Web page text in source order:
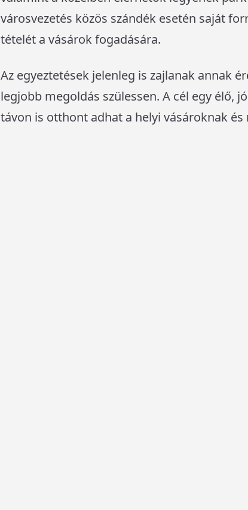
városvezetés közös szándék esetén saját
tételét a vásárok fogadására.
Az egyeztetések jelenleg is zajlanak annak
legjobb megoldás szülessen. A cél egy élő,
távon is otthont adhat a helyi vásároknak és